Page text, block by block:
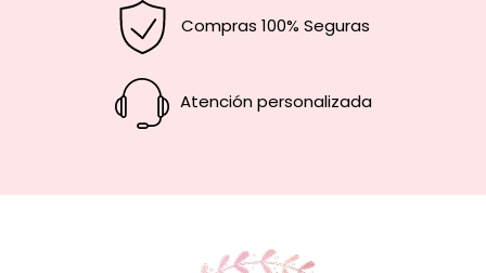
Compras 100% Seguras
Atención personalizada